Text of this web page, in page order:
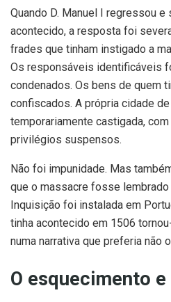
Quando D. Manuel I regressou e
acontecido, a resposta foi
frades que tinham instigado a
Os responsáveis identificáveis
condenados. Os bens de quem
confiscados. A própria cidade
temporariamente castigada,
privilégios suspensos.
Não foi impunidade. Mas
que o massacre fosse
Inquisição foi instalada em
tinha acontecido em 1506
numa narrativa que preferia não
O esquecimento